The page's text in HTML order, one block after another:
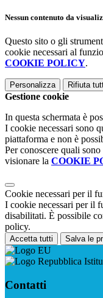
Nessun contenuto da
Questo sito o gli
cookie necessari al
COOKIE POLICY.
Personalizza Rifiuta
Gestione cookie
In questa schermata è
I cookie necessari sono
piattaforma e non è
Per conoscere quali
visionare la COOKIE
Cookie necessari per il
I cookie necessari per il
disabilitati. È possibile
policy.
Accetta tutti Salva le
Contatti